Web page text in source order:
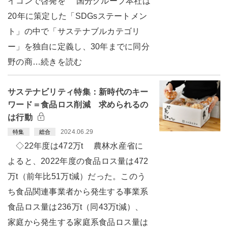
20年に策定した「SDGsステートメン
ト」の中で「サステナブルカテゴリ
ー」を独自に定義し、30年までに同分
野の商…続きを読む
サステナビリティ特集：新時代のキー
ワード＝食品ロス削減 求められるの
は行動
特集 総合 2024.06.29
◇22年度は472万t 農林水産省に
よると、2022年度の食品ロス量は472
万t（前年比51万t減）だった。このう
ち食品関連事業者から発生する事業系
食品ロス量は236万t（同43万t減）、
家庭から発生する家庭系食品ロス量は